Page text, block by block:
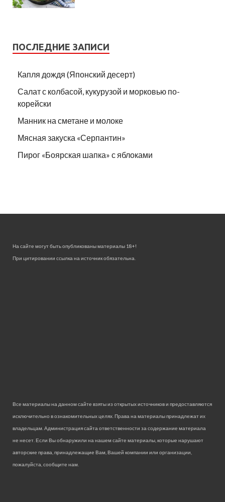
ПОСЛЕДНИЕ ЗАПИСИ
Капля дождя (Японский десерт)
Салат с колбасой, кукурузой и морковью по-
корейски
Манник на сметане и молоке
Мясная закуска «Серпантин»
Пирог «Боярская шапка» с яблоками
На сайте могут быть опубликованы материалы 18+!
При цитировании ссылка на источник обязательна.
Все материалы на данном сайте взяты из открытых источников и предоставляются
исключительно в ознакомительных целях. Права на материалы принадлежат их
владельцам. Администрация сайта ответственности за содержание материала
не несет. Если Вы обнаружили на нашем сайте материалы, которые нарушают
авторские права, принадлежащие Вам, Вашей компании или организации,
пожалуйста, сообщите нам.